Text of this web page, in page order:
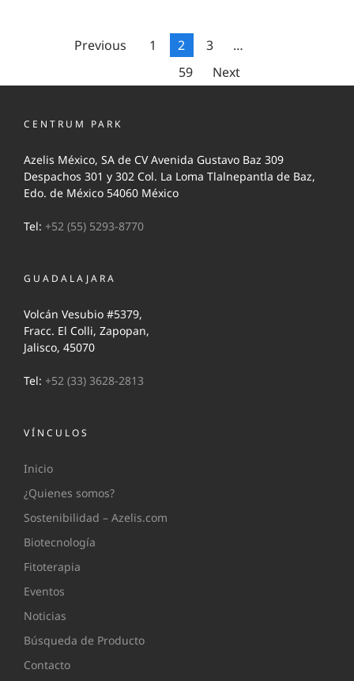
Previous 1 2 3
…
59
Next
CENTRUM PARK
Azelis México, SA de CV Avenida Gustavo Baz 309
Despachos 301 y 302 Col. La Loma Tlalnepantla de Baz,
Edo. de México 54060 México
Tel: +52 (55) 5293-8770
GUADALAJARA
Volcán Vesubio #5379,
Fracc. El Colli, Zapopan,
Jalisco, 45070
Tel: +52 (33) 3628-2813
VÍNCULOS
Inicio
¿Quienes somos?
Sostenibilidad – Azelis.com
Biotecnología
Fitoterapia
Eventos
Noticias
Búsqueda de Producto
Contacto